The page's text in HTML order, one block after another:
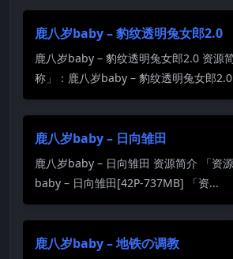
鹿八岁baby – 豹纹透明兔女郎2.0
鹿八岁baby – 豹纹透明兔女郎2.0 资源
称」：鹿八岁baby – 豹纹透明兔女郎
鹿八岁baby – 日向雏田
鹿八岁baby – 日向雏田 资源简介 「资
baby – 日向雏田[42P-737MB] 「资...
鹿八岁baby – 地铁の调教